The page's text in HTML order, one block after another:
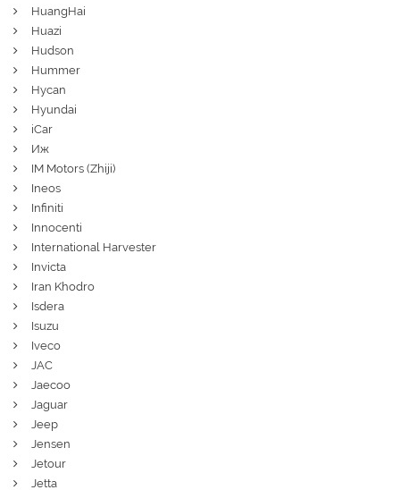
HuangHai
Huazi
Hudson
Hummer
Hycan
Hyundai
iCar
Иж
IM Motors (Zhiji)
Ineos
Infiniti
Innocenti
International Harvester
Invicta
Iran Khodro
Isdera
Isuzu
Iveco
JAC
Jaecoo
Jaguar
Jeep
Jensen
Jetour
Jetta